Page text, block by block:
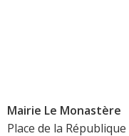
Mairie Le Monastère
Place de la République